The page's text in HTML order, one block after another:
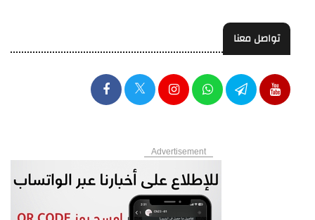
تواصل معنا
Advertisement